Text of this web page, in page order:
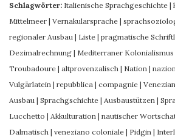
Schlagwörter: Italienische Sprachgeschichte |
Mittelmeer | Vernakularsprache |
regionaler Ausbau | Liste | pragmatische
Dezimalrechnung | Mediterraner Kolonialismus
Troubadoure | altprovenzalisch | Nation |
Vulgärlatein | repubblica | compagnie |
Ausbau | Sprachgschichte | Ausbaustützen |
Lucchetto | Akkulturation | nautischer
Dalmatisch | veneziano coloniale | Pidgin |